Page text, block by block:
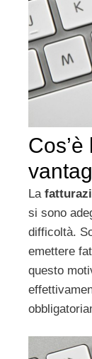
La
si sono
difficoltà.
emettere
questo